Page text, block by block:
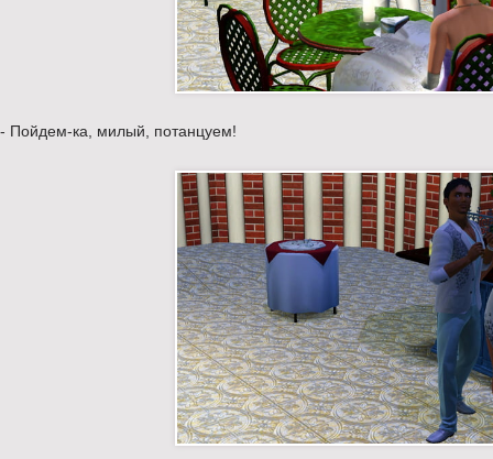
- Пойдем-ка, милый, потанцуем!